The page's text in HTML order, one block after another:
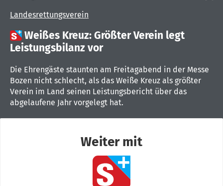
Landesrettungsverein
Weißes Kreuz: Größter Verein legt
Leistungsbilanz vor
Die Ehrengäste staunten am Freitagabend in der Messe
Bozen nicht schlecht, als das Weiße Kreuz als größter
Verein im Land seinen Leistungsbericht über das
abgelaufene Jahr vorgelegt hat.